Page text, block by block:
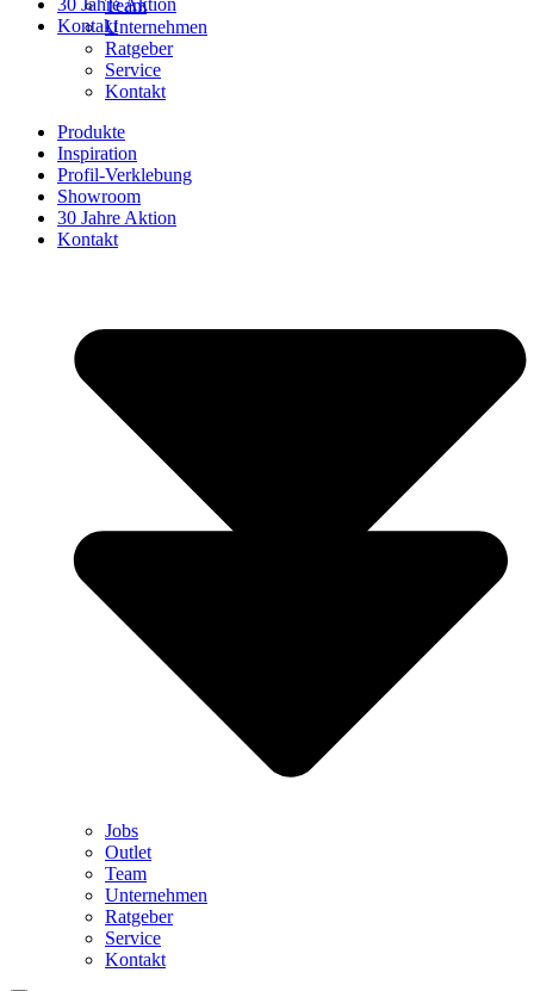
Team
Unternehmen
Ratgeber
Service
Kontakt
Produkte
Inspiration
Profil-Verklebung
Showroom
30 Jahre Aktion
Kontakt
30 Jahre Aktion
Kontakt
Jobs
Outlet
Team
Unternehmen
Ratgeber
Service
Kontakt